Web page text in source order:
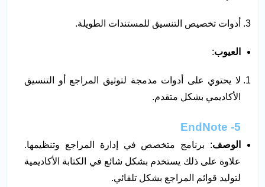
أدوات تخصيص التنسيق للمستندات الطويلة.
العيوب:
لا يحتوي على أدوات مدمجة لتوثيق المراجع أو التنسيق
الأكاديمي بشكل متقدم.
5- EndNote
الوصف: برنامج متخصص في إدارة المراجع وتنظيمها.
علاوة على ذلك يستخدم بشكل شائع في الكتابة الأكاديمية
لتوليد قوائم المراجع بشكل تلقائي.